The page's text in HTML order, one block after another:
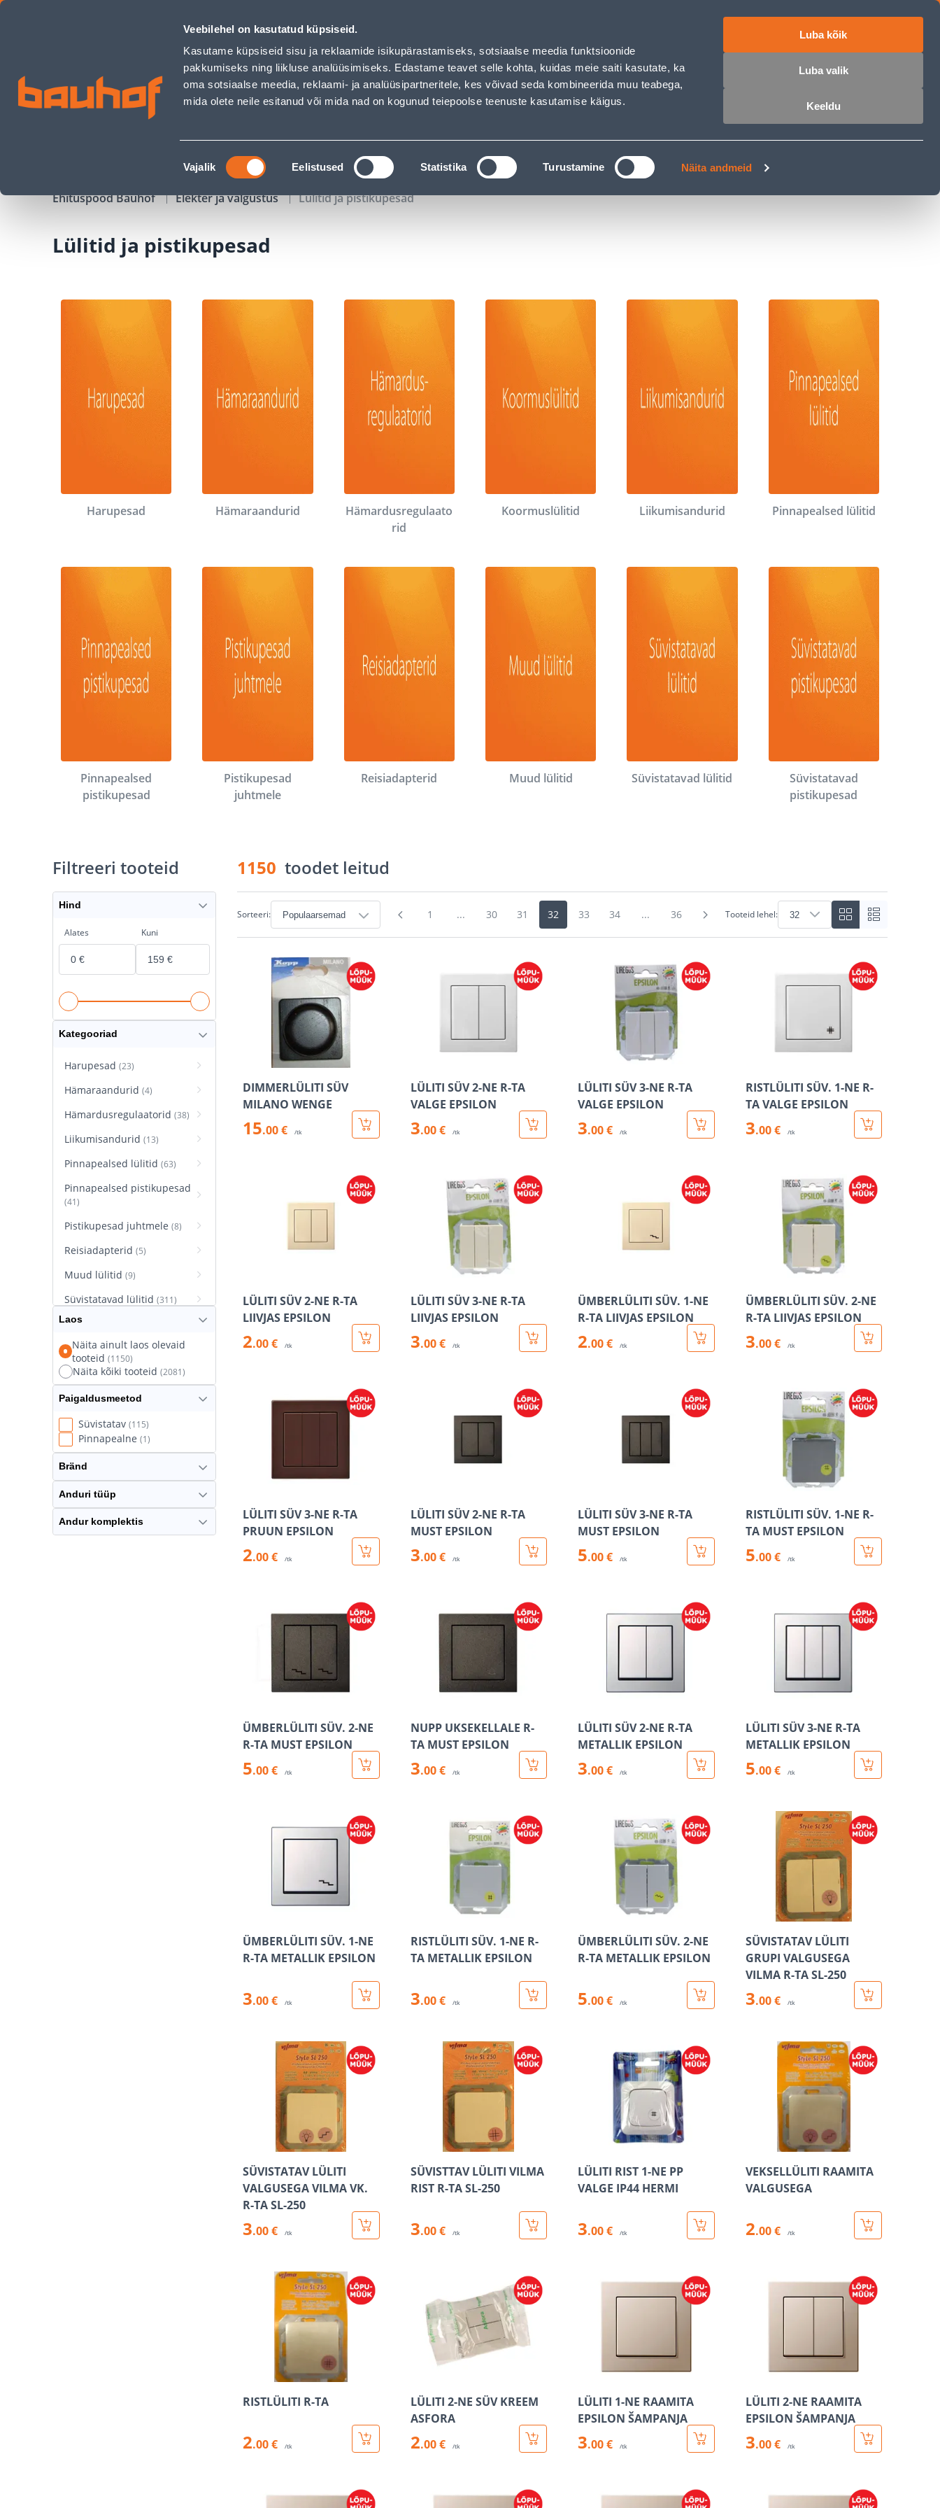
Veebilehel on kasutatud küpsiseid.
Kasutame küpsiseid sisu ja reklaamide isikupärastamiseks, sotsiaalse meedia funktsioonide
pakkumiseks ning liikluse analüüsimiseks. Edastame teavet selle kohta, kuidas meie saiti kasutate, ka
oma sotsiaalse meedia, reklaami- ja analüüsipartneritele, kes võivad seda kombineerida muu teabega,
mida olete neile esitanud või mida nad on kogunud teiepoolse teenuste kasutamise käigus.
Nõusoleku
valik
Vajalik Eelistused Statistika Turustamine Näita andmeid
Luba kõik
Luba valik
Keeldu
Lülitid ja pistikupesad - Bauhof has loaded
Äriklienditeenindus Klienditeenindus Teenused Karjäärileht
OTSI Logi sisse
KAMPAANIAD KATALOOGID TÖÖRIISTALAENUTUS JÄRELMAKS
Ehituspood Bauhof Elekter ja valgustus Lülitid ja pistikupesad
Lülitid ja pistikupesad
Harupesad Hämaraandurid
Hämardusregulaato
rid
Koormuslülitid Liikumisandurid Pinnapealsed lülitid
Pinnapealsed
pistikupesad
Pistikupesad
juhtmele
Reisiadapterid Muud lülitid Süvistatavad lülitid
Süvistatavad
pistikupesad
1150 toodet leitud
Sorteeri: 1 ... 30 31 32 33 34 ... 36 Tooteid lehel:
DIMMERLÜLITI SÜV
MILANO WENGE
15.00 € /tk
LÜLITI SÜV 2-NE R-TA
VALGE EPSILON
3.00 € /tk
LÜLITI SÜV 3-NE R-TA
VALGE EPSILON
3.00 € /tk
RISTLÜLITI SÜV. 1-NE R-
TA VALGE EPSILON
3.00 € /tk
LÜLITI SÜV 2-NE R-TA
LIIVJAS EPSILON
2.00 € /tk
LÜLITI SÜV 3-NE R-TA
LIIVJAS EPSILON
3.00 € /tk
ÜMBERLÜLITI SÜV. 1-NE
R-TA LIIVJAS EPSILON
2.00 € /tk
ÜMBERLÜLITI SÜV. 2-NE
R-TA LIIVJAS EPSILON
3.00 € /tk
LÜLITI SÜV 3-NE R-TA
PRUUN EPSILON
2.00 € /tk
LÜLITI SÜV 2-NE R-TA
MUST EPSILON
3.00 € /tk
LÜLITI SÜV 3-NE R-TA
MUST EPSILON
5.00 € /tk
RISTLÜLITI SÜV. 1-NE R-
TA MUST EPSILON
5.00 € /tk
ÜMBERLÜLITI SÜV. 2-NE
R-TA MUST EPSILON
5.00 € /tk
NUPP UKSEKELLALE R-
TA MUST EPSILON
3.00 € /tk
LÜLITI SÜV 2-NE R-TA
METALLIK EPSILON
3.00 € /tk
LÜLITI SÜV 3-NE R-TA
METALLIK EPSILON
5.00 € /tk
ÜMBERLÜLITI SÜV. 1-NE
R-TA METALLIK EPSILON
3.00 € /tk
RISTLÜLITI SÜV. 1-NE R-
TA METALLIK EPSILON
3.00 € /tk
ÜMBERLÜLITI SÜV. 2-NE
R-TA METALLIK EPSILON
5.00 € /tk
SÜVISTATAV LÜLITI
GRUPI VALGUSEGA
VILMA R-TA SL-250
3.00 € /tk
SÜVISTATAV LÜLITI
VALGUSEGA VILMA VK.
R-TA SL-250
3.00 € /tk
SÜVISTTAV LÜLITI VILMA
RIST R-TA SL-250
3.00 € /tk
LÜLITI RIST 1-NE PP
VALGE IP44 HERMI
3.00 € /tk
VEKSELLÜLITI RAAMITA
VALGUSEGA
2.00 € /tk
RISTLÜLITI R-TA
2.00 € /tk
LÜLITI 2-NE SÜV KREEM
ASFORA
2.00 € /tk
LÜLITI 1-NE RAAMITA
EPSILON ŠAMPANJA
3.00 € /tk
LÜLITI 2-NE RAAMITA
EPSILON ŠAMPANJA
3.00 € /tk
Filtreeri tooteid
Hind
Alates Kuni
Kategooriad
Harupesad (23)
Hämaraandurid (4)
Hämardusregulaatorid (38)
Liikumisandurid (13)
Pinnapealsed lülitid (63)
Pinnapealsed pistikupesad
(41)
Pistikupesad juhtmele (8)
Reisiadapterid (5)
Muud lülitid (9)
Süvistatavad lülitid (311)
Süvistatavad pistikupesad
Termostaatlülitid
Laos
Näita ainult laos olevaid
tooteid (1150)
Näita kõiki tooteid (2081)
Paigaldusmeetod
Süvistatav (115)
Pinnapealne (1)
Bränd
Anduri tüüp
Andur komplektis